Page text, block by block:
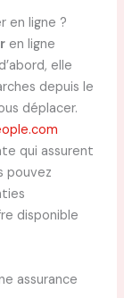
en ligne ?
en ligne
elle
depuis le
déplacer.
qui assurent
pouvez
disponible
assurance